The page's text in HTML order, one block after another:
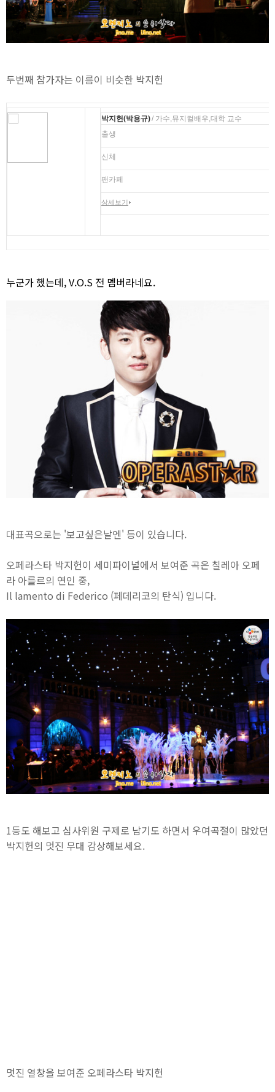
두번째 참가자는 이름이 비슷한 박지헌
박지헌(박용규)/ 가수,뮤지컬배우,대학 교수
출생
신체
팬카페
상세보기
누군가 했는데, V.O.S 전 멤버라네요.
대표곡으로는 '보고싶은날엔' 등이 있습니다.
오페라스타 박지헌이 세미파이널에서 보여준 곡은 칠레아 오페
라 아를르의 연인 중,
Il lamento di Federico (페데리코의 탄식) 입니다.
1등도 해보고 심사위원 구제로 남기도 하면서 우여곡절이 많았던
박지헌의 멋진 무대 감상해보세요.
멋진 열창을 보여준 오페라스타 박지헌